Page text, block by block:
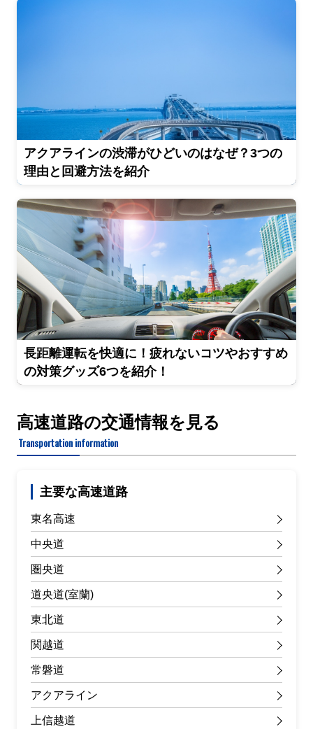
アクアラインの渋滞がひどいのはなぜ？3つの
理由と回避方法を紹介
長距離運転を快適に！疲れないコツやおすすめ
の対策グッズ6つを紹介！
高速道路の交通情報を見る
Transportation information
主要な高速道路
東名高速
中央道
圏央道
道央道(室蘭)
東北道
関越道
常磐道
アクアライン
上信越道